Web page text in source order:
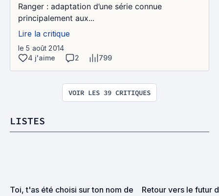
Ranger : adaptation d’une série connue
principalement aux...
Lire la critique
le 5 août 2014
4 j'aime
2 799
VOIR LES 39 CRITIQUES
LISTES
Toi, t'as été choisi sur ton nom de
Retour vers le futur